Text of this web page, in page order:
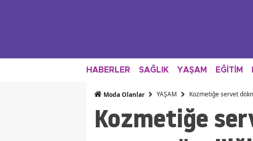
HABERLER SAĞLIK YAŞAM EĞİTİM
Moda Olanlar YAŞAM Kozmetiğe servet
Kozmetiğe